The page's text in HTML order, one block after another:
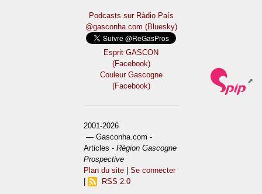
Podcasts sur Ràdio País
@gasconha.com (Bluesky)
Esprit GASCON
(Facebook)
Couleur Gascogne
(Facebook)
2001-2026
— Gasconha.com -
Articles -Région Gascogne
Prospective
Plan du site |Se connecter
RSS 2.0